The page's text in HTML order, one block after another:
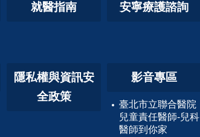
就醫指南 安寧療護諮詢
隱私權與資訊安
全政策
影音專區
臺北市立聯合醫院
兒童責任醫師-兒科
醫師到你家